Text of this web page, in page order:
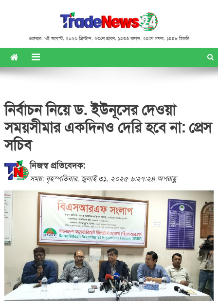
শুক্রবার, ৭ই আগস্ট, ২০২৬ খ্রিস্টাব্দ, ২৩শে শ্রাবণ, ১৪৩৩ বঙ্গাব্দ, ২৪শে সফর, ১৪৪৮ হিজরি
নির্বাচন নিয়ে ড. ইউনূসের দেওয়া
সময়সীমার একদিনও দেরি হবে না: প্রেস
সচিব
নিজস্ব প্রতিবেদক:
সময়: বৃহস্পতিবার, জুলাই ৩১, ২০২৫ ৬:২৭:২৪ অপরাহ্ণ